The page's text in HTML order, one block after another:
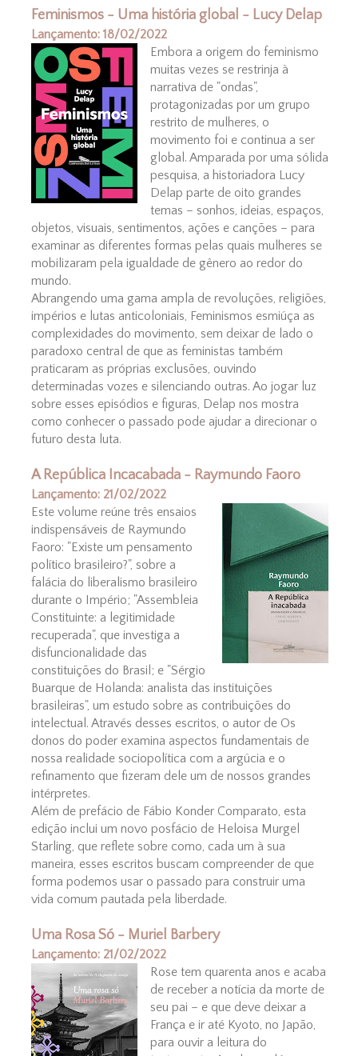
Feminismos - Uma história global - Lucy Delap
Lançamento: 18/02/2022
Embora a origem do feminismo
muitas vezes se restrinja à
narrativa de "ondas",
protagonizadas por um grupo
restrito de mulheres, o
movimento foi e continua a ser
global. Amparada por uma sólida
pesquisa, a historiadora Lucy
Delap parte de oito grandes
temas – sonhos, ideias, espaços,
objetos, visuais, sentimentos, ações e canções – para
examinar as diferentes formas pelas quais mulheres se
mobilizaram pela igualdade de gênero ao redor do
mundo.
Abrangendo uma gama ampla de revoluções, religiões,
impérios e lutas anticoloniais, Feminismos esmiúça as
complexidades do movimento, sem deixar de lado o
paradoxo central de que as feministas também
praticaram as próprias exclusões, ouvindo
determinadas vozes e silenciando outras. Ao jogar luz
sobre esses episódios e figuras, Delap nos mostra
como conhecer o passado pode ajudar a direcionar o
futuro desta luta.
A República Incacabada - Raymundo Faoro
Lançamento: 21/02/2022
Este volume reúne três ensaios
indispensáveis de Raymundo
Faoro: "Existe um pensamento
político brasileiro?", sobre a
falácia do liberalismo brasileiro
durante o Império; "Assembleia
Constituinte: a legitimidade
recuperada", que investiga a
disfuncionalidade das
constituições do Brasil; e "Sérgio
Buarque de Holanda: analista das instituições
brasileiras", um estudo sobre as contribuições do
intelectual. Através desses escritos, o autor de Os
donos do poder examina aspectos fundamentais de
nossa realidade sociopolítica com a argúcia e o
refinamento que fizeram dele um de nossos grandes
intérpretes.
Além de prefácio de Fábio Konder Comparato, esta
edição inclui um novo posfácio de Heloisa Murgel
Starling, que reflete sobre como, cada um à sua
maneira, esses escritos buscam compreender de que
forma podemos usar o passado para construir uma
vida comum pautada pela liberdade.
Uma Rosa Só - Muriel Barbery
Lançamento: 21/02/2022
Rose tem quarenta anos e acaba
de receber a notícia da morte de
seu pai – e que deve deixar a
França e ir até Kyoto, no Japão,
para ouvir a leitura do